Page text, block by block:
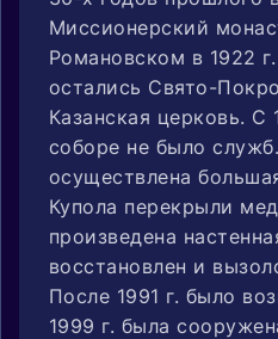
Миссионерский
Романовском в 1922
остались Свято-
Казанская церковь. С
соборе не было
осуществлена
Купола перекрыли
произведена
восстановлен и
После 1991 г. было
1999 г. была